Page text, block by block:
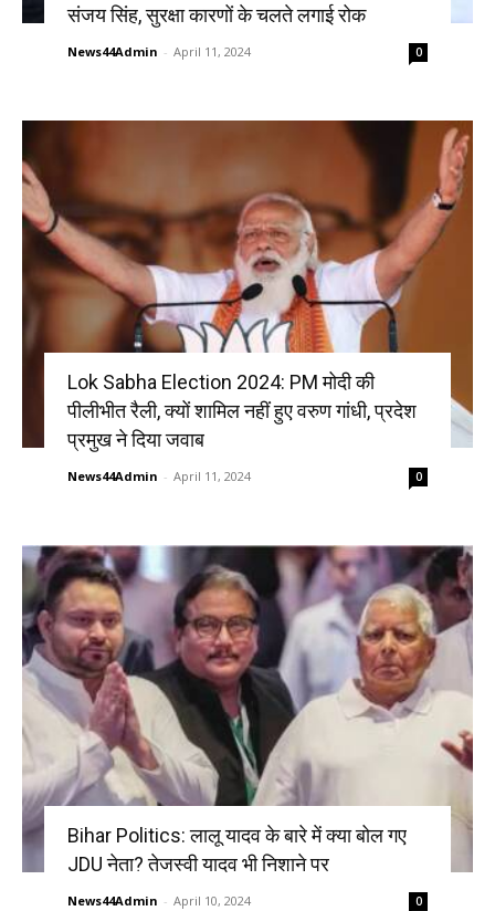
संजय सिंह, सुरक्षा कारणों के चलते लगाई रोक
News44Admin - April 11, 2024 0
Lok Sabha Election 2024: PM मोदी की
पीलीभीत रैली, क्यों शामिल नहीं हुए वरुण गांधी, प्रदेश
प्रमुख ने दिया जवाब
News44Admin - April 11, 2024 0
Bihar Politics: लालू यादव के बारे में क्या बोल गए
JDU नेता? तेजस्वी यादव भी निशाने पर
News44Admin - April 10, 2024 0